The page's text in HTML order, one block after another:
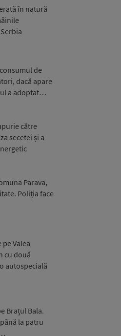
în natură
de
dacă apare
a adoptat…
către
secetei și a
Parava,
Poliția face
Valea
cu două
autospecială
Brațul Bala.
la patru